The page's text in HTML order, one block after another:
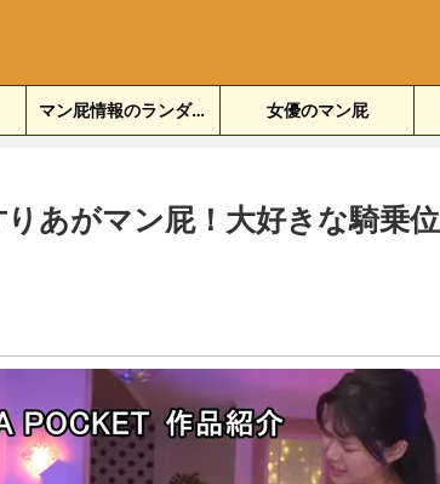
マン屁情報のランダム表示 女優のマン屁
りあがマン屁！大好きな騎乗